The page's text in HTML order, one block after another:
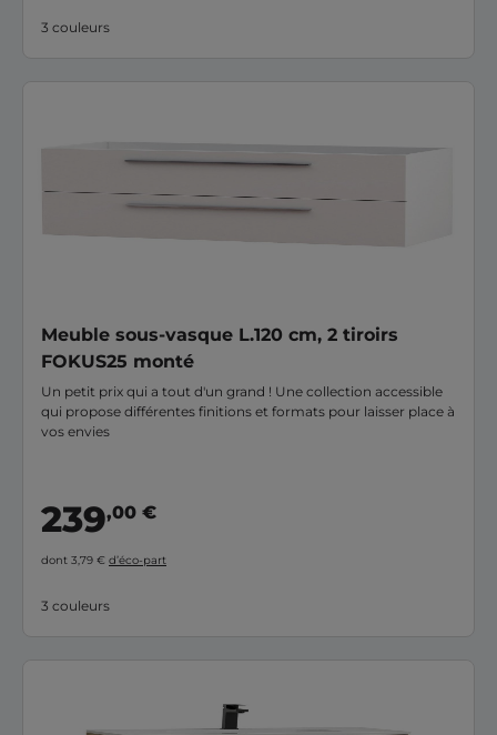
3 couleurs
Meuble sous-vasque L.120 cm, 2 tiroirs
FOKUS25 monté
Un petit prix qui a tout d'un grand ! Une collection accessible
qui propose différentes finitions et formats pour laisser place à
vos envies
239,00 €
dont 3,79 € d’éco-part
3 couleurs